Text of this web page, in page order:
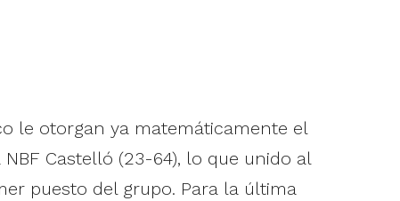
le otorgan ya matemáticamente el
Castelló (23-64), lo que unido al
puesto del grupo. Para la última